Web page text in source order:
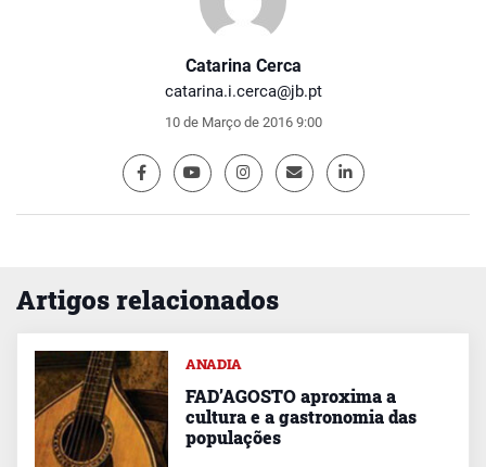
Catarina Cerca
catarina.i.cerca@jb.pt
10 de Março de 2016 9:00
Artigos relacionados
ANADIA
FAD’AGOSTO aproxima a
cultura e a gastronomia das
populações